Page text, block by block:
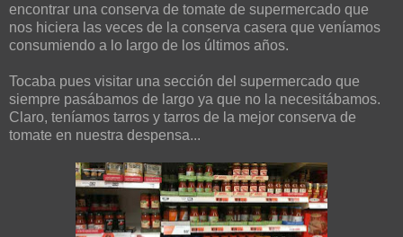
encontrar una conserva de tomate de supermercado que
nos hiciera las veces de la conserva casera que veníamos
consumiendo a lo largo de los últimos años.
Tocaba pues visitar una sección del supermercado que
siempre pasábamos de largo ya que no la necesitábamos.
Claro, teníamos tarros y tarros de la mejor conserva de
tomate en nuestra despensa...